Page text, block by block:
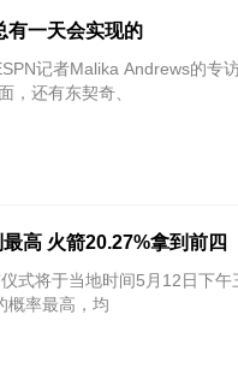
有一天会实现的
记者Malika Andrews的专
，还有东契奇、
高 火箭20.27%拿到前四
式将于当地时间5月12日下午
概率最高，均